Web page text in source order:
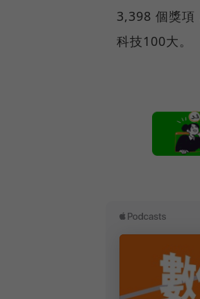
3,398 個獎項
科技100大。